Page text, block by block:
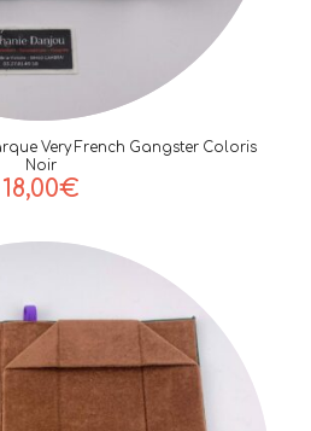
Very French Gangster Coloris
Noir
18,00€